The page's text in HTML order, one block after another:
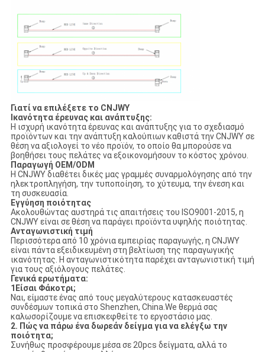
Γιατί να επιλέξετε το CNJWY
Ικανότητα έρευνας και ανάπτυξης:
Η ισχυρή ικανότητα έρευνας και ανάπτυξης για το σχεδιασμό
προϊόντων και την ανάπτυξη καλούπιων καθιστά την CNJWY σε
θέση να αξιολογεί το νέο προϊόν, το οποίο θα μπορούσε να
βοηθήσει τους πελάτες να εξοικονομήσουν το κόστος χρόνου.
Παραγωγή OEM/ODM
Η CNJWY διαθέτει δικές μας γραμμές συναρμολόγησης από την
ηλεκτροπληγήση, την τυποποίηση, το χύτευμα, την ένεση και
τη συσκευασία.
Εγγύηση ποιότητας
Ακολουθώντας αυστηρά τις απαιτήσεις του ISO9001-2015, η
CNJWY είναι σε θέση να παράγει προϊόντα υψηλής ποιότητας.
Ανταγωνιστική τιμή
Περισσότερα από 10 χρόνια εμπειρίας παραγωγής, η CNJWY
είναι πάντα εξειδικευμένη στη βελτίωση της παραγωγικής
ικανότητας. Η ανταγωνιστικότητα παρέχει ανταγωνιστική τιμή
για τους αξιόλογους πελάτες.
Γενικά ερωτήματα:
1Είσαι Φάκοτρι;
Ναι, είμαστε ένας από τους μεγαλύτερους κατασκευαστές
συνδέσμων τοπικά στο Shenzhen, China.We θερμά σας
καλωσορίζουμε να επισκεφθείτε το εργοστάσιο μας.
2. Πώς να πάρω ένα δωρεάν δείγμα για να ελέγξω την
ποιότητα;
Συνήθως προσφέρουμε μέσα σε 20pcs δείγματα, αλλά το